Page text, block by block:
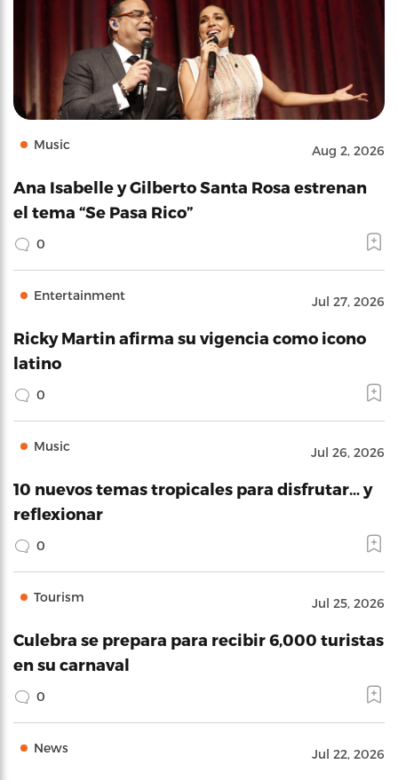
Music Aug 2, 2026
Ana Isabelle y Gilberto Santa Rosa estrenan
el tema “Se Pasa Rico”
0
Entertainment Jul 27, 2026
Ricky Martin afirma su vigencia como icono
latino
0
Music Jul 26, 2026
10 nuevos temas tropicales para disfrutar… y
reflexionar
0
Tourism Jul 25, 2026
Culebra se prepara para recibir 6,000 turistas
en su carnaval
0
News Jul 22, 2026